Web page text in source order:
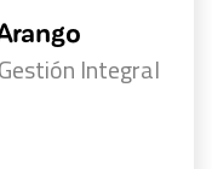
Integral